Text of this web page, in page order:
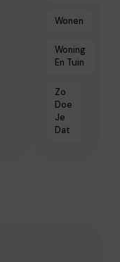
Wonen
Woning
En Tuin
Zo
Doe
Je
Dat